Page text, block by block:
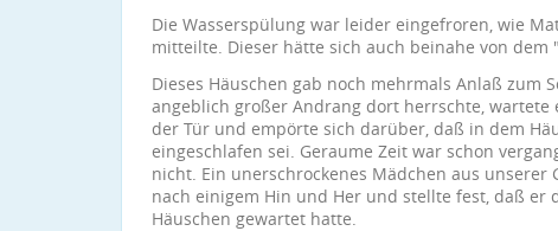
Die Wasserspülung war leider eingefroren, wie
mitteilte. Dieser hätte sich auch beinahe von dem
Dieses Häuschen gab noch mehrmals Anlaß zum
angeblich großer Andrang dort herrschte,
der Tür und empörte sich darüber, daß in dem
eingeschlafen sei. Geraume Zeit war schon
nicht. Ein unerschrockenes Mädchen aus unserer
nach einigem Hin und Her und stellte fest, daß er
Häuschen gewartet hatte.